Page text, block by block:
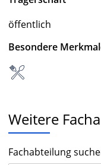
öffentlich
Besondere
Weitere
Fachabteilung